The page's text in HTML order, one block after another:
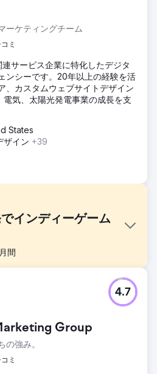
ーケティングチーム
ミ
サービス企業に特化したデジタ
ンシーです。20年以上の経験を活
、カスタムウェブサイトデザイン
電気、太陽光発電事業の成長を支
States
ザイン +39
インディーゲーム
間
オは、ゲームプレイの改良、複雑
ラットフォームのリリースの準備
を改善し、コアシステムのバグを
柔軟なリソースマネージャーを
Group
の強み。
ミ
4.7